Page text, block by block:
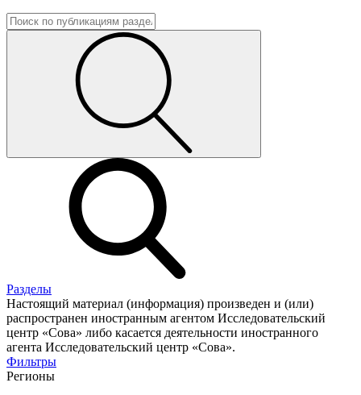
Разделы
Настоящий материал (информация) произведен и (или)
распространен иностранным агентом Исследовательский
центр «Сова» либо касается деятельности иностранного
агента Исследовательский центр «Сова».
Фильтры
Регионы